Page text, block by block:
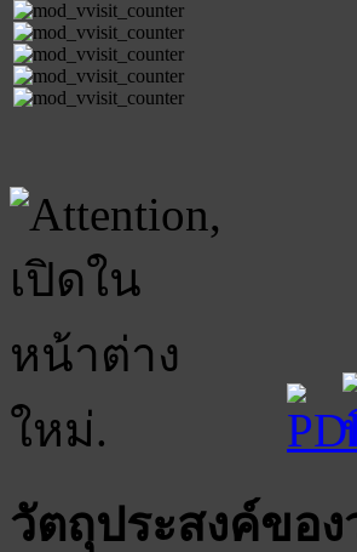
วัตถุประสงค์ขอ